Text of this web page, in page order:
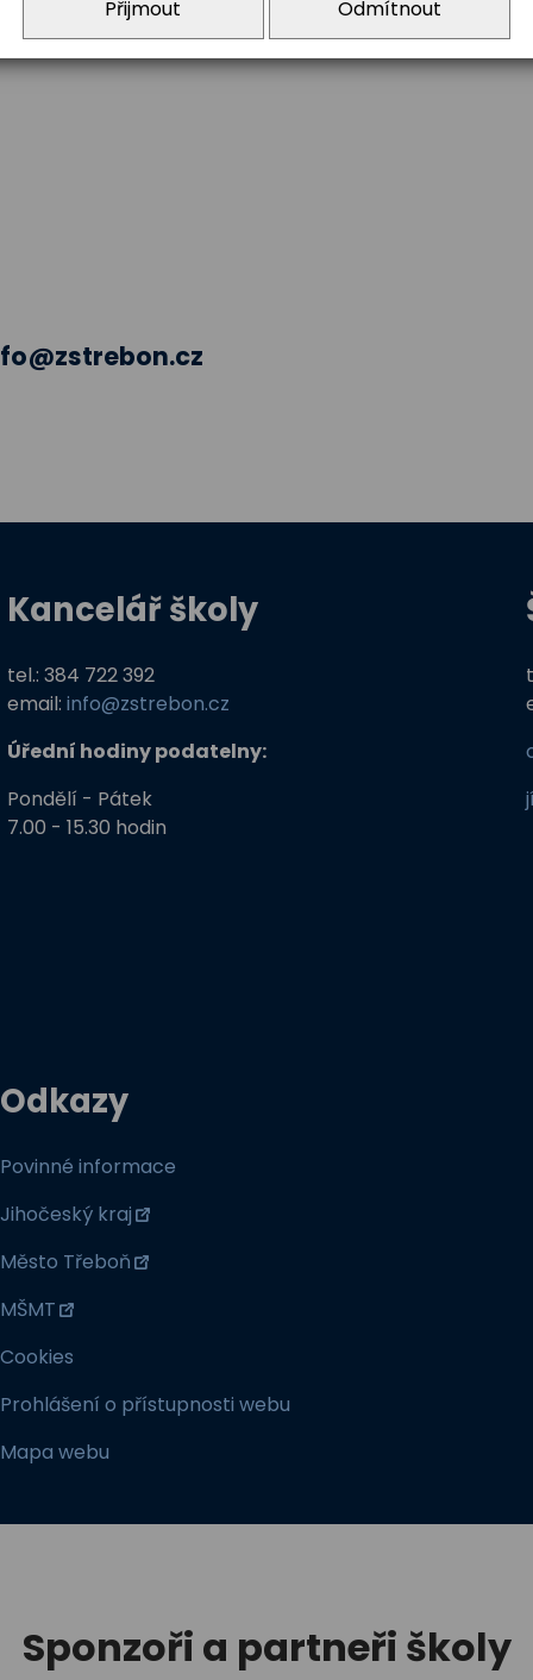
722 392
Kancelář školy
tel.: 384 722 392
email: info@zstrebon.cz
Úřední hodiny podatelny:
Pondělí - Pátek
7.00 - 15.30 hodin
Odkazy
Povinné informace
Jihočeský kraj
Město Třeboň
MŠMT
Cookies
Prohlášení o přístupnosti webu
Mapa webu
Sponzoři a partneři školy
Přijmout Odmítnout